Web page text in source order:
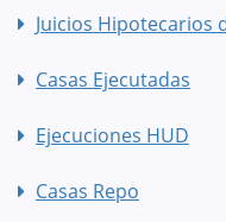
Juicios Hipotecarios
Casas Ejecutadas
Ejecuciones HUD
Casas Repo